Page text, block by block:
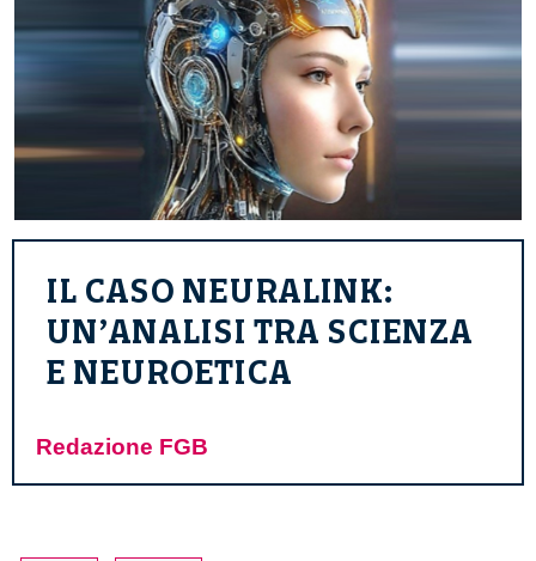
IL CASO NEURALINK:
UN’ANALISI TRA SCIENZA
E NEUROETICA
Redazione FGB